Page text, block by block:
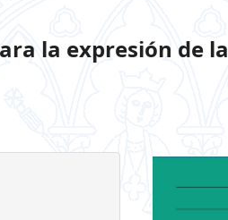
la expresión de